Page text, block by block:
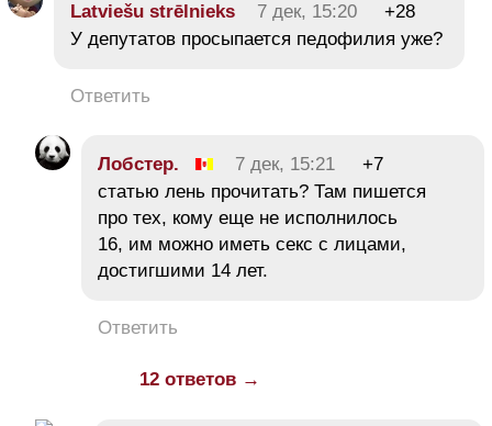
Latviešu strēlnieks 7 дек, 15:20
+28
У депутатов просыпается педофилия уже?
Ответить
Лобстер. 7 дек, 15:21
+7
статью лень прочитать? Там пишется
про тех, кому еще не исполнилось
16, им можно иметь секс с лицами,
достигшими 14 лет.
Ответить
12 ответов →